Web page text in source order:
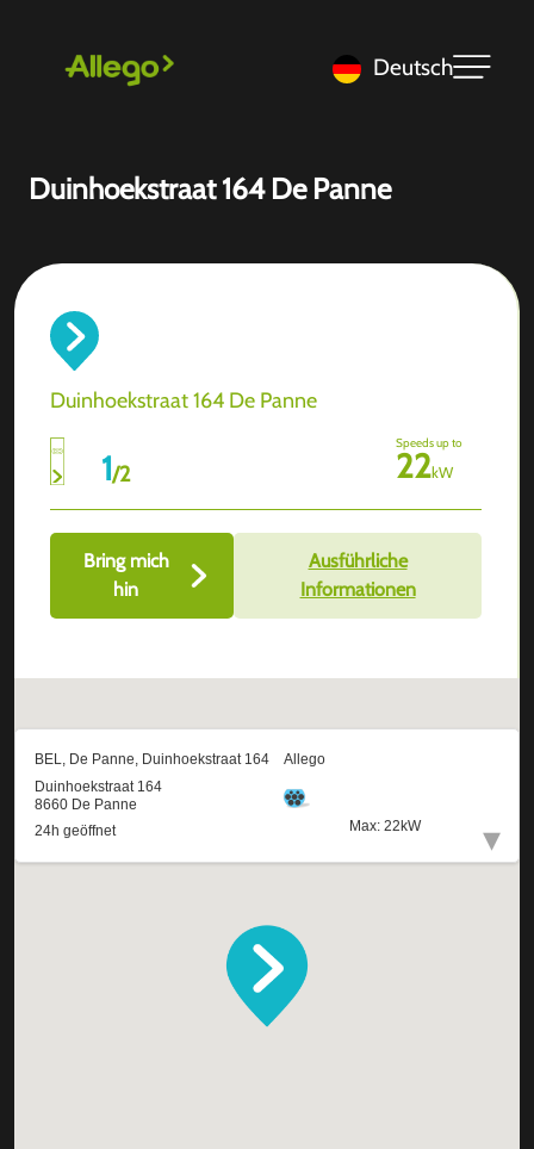
Deutsch
Duinhoekstraat 164 De Panne
Duinhoekstraat 164 De Panne
1/2
Speeds up to
22kW
Bring mich
hin
Ausführliche
Informationen